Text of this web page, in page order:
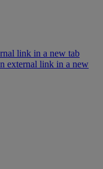
link in a new tab
external link in a new